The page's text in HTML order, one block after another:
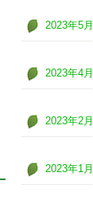
2023年5月
2023年4月
2023年2月
2023年1月